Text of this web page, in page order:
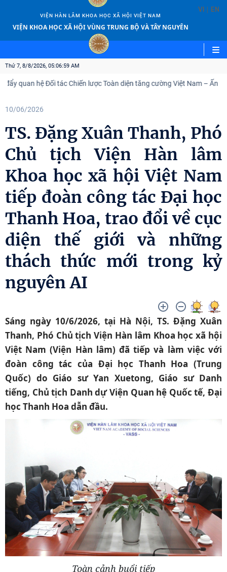
VIỆN HÀN LÂM KHOA HỌC XÃ HỘI VIỆT NAM
VIỆN KHOA HỌC XÃ HỘI VÙNG TRUNG BỘ VÀ TÂY NGUYÊN
VI | EN
Thứ 7, 8/8/2026, 05:07:00 AM
Đối tác Chiến lược Toàn diện tăng cường Việt Nam – Ấn Độ
10/06/2026
TS. Đặng Xuân Thanh, Phó
Chủ tịch Viện Hàn lâm
Khoa học xã hội Việt Nam
tiếp đoàn công tác Đại học
Thanh Hoa, trao đổi về cục
diện thế giới và những
thách thức mới trong kỷ
nguyên AI
Sáng ngày 10/6/2026, tại Hà Nội, TS. Đặng Xuân
Thanh, Phó Chủ tịch Viện Hàn lâm Khoa học xã hội
Việt Nam (Viện Hàn lâm) đã tiếp và làm việc với
đoàn công tác của Đại học Thanh Hoa (Trung
Quốc) do Giáo sư Yan Xuetong, Giáo sư Danh
tiếng, Chủ tịch Danh dự Viện Quan hệ Quốc tế, Đại
học Thanh Hoa dẫn đầu.
Toàn cảnh buổi tiếp